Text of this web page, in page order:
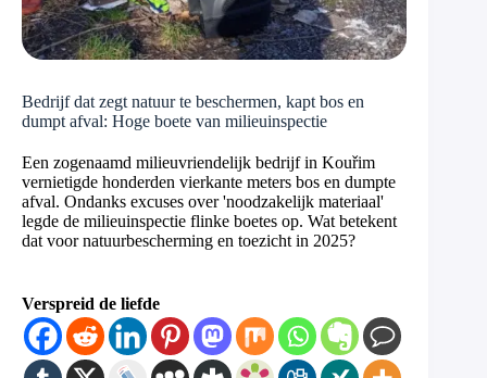
Bedrijf dat zegt natuur te beschermen, kapt bos en
dumpt afval: Hoge boete van milieuinspectie
Een zogenaamd milieuvriendelijk bedrijf in Kouřim
vernietigde honderden vierkante meters bos en dumpte
afval. Ondanks excuses over 'noodzakelijk materiaal'
legde de milieuinspectie flinke boetes op. Wat betekent
dat voor natuurbescherming en toezicht in 2025?
Verspreid de liefde